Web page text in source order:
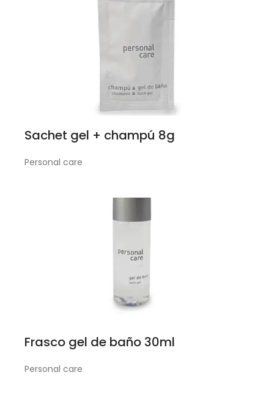
Sachet gel + champú 8g
Personal care
Frasco gel de baño 30ml
Personal care